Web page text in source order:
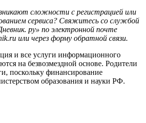
сложности с регистрацией или
сервиса? Свяжитесь со службой
ру» по электронной почте
или через форму обратной связи.
и все услуги информационного
на безвозмездной основе. Родители
поскольку финансирование
образования и науки РФ.